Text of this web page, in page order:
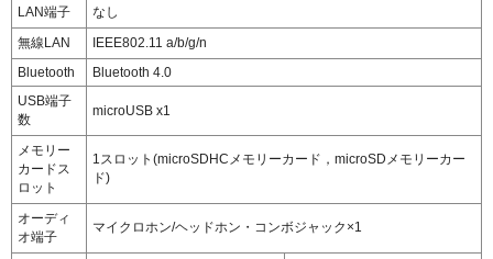
LAN端子
なし
無線LAN
IEEE802.11 a/b/g/n
Bluetooth
Bluetooth 4.0
USB端子
数
microUSB x1
メモリー
カードス
ロット
1スロット(microSDHCメモリーカード，microSDメモリーカー
ド)
オーディ
オ端子
マイクロホン/ヘッドホン・コンボジャック×1